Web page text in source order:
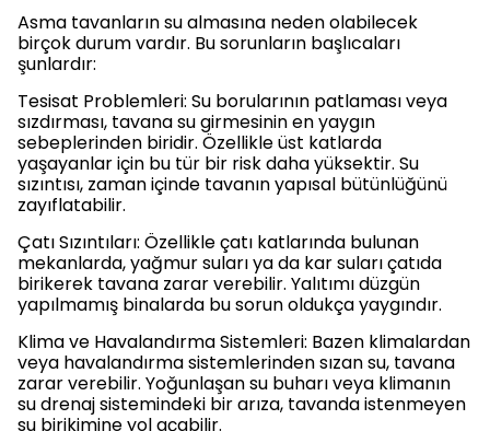
Asma tavanların su almasına neden olabilecek
birçok durum vardır. Bu sorunların başlıcaları
şunlardır:
Tesisat Problemleri: Su borularının patlaması veya
sızdırması, tavana su girmesinin en yaygın
sebeplerinden biridir. Özellikle üst katlarda
yaşayanlar için bu tür bir risk daha yüksektir. Su
sızıntısı, zaman içinde tavanın yapısal bütünlüğünü
zayıflatabilir.
Çatı Sızıntıları: Özellikle çatı katlarında bulunan
mekanlarda, yağmur suları ya da kar suları çatıda
birikerek tavana zarar verebilir. Yalıtımı düzgün
yapılmamış binalarda bu sorun oldukça yaygındır.
Klima ve Havalandırma Sistemleri: Bazen klimalardan
veya havalandırma sistemlerinden sızan su, tavana
zarar verebilir. Yoğunlaşan su buharı veya klimanın
su drenaj sistemindeki bir arıza, tavanda istenmeyen
su birikimine yol açabilir.